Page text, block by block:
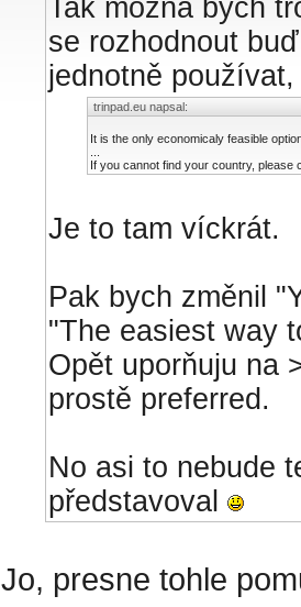
Tak možná bych
se rozhodnout
jednotně
trinpad.eu napsal:
It is the only economicaly feasible
If you cannot find your country, please
Je to tam víckrát.
Pak bych změnil
"The easiest way
Opět uporňuju na
prostě preferred.
No asi to nebude
představoval
Jo, presne tohle